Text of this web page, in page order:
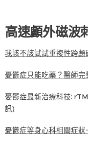
高速顱外磁波
我該不該試試重複性跨
憂鬱症只能吃藥？醫師
憂鬱症最新治療科技:
訊)
憂鬱症等身心科相關症狀